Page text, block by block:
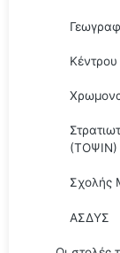
(ΤΟΨΙΝ)
Σχολής
ΑΣΔΥΣ